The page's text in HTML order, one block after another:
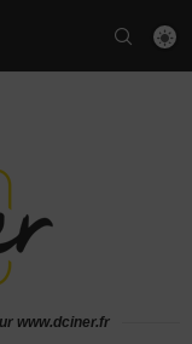
www.dciner.fr